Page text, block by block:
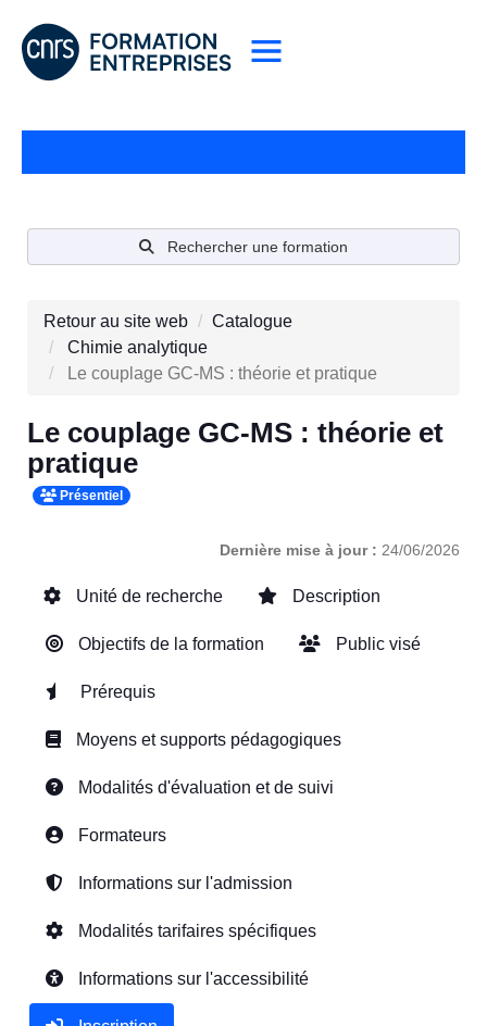
Rechercher une formation
Retour au site web
Catalogue
Chimie analytique
Le couplage GC-MS : théorie et pratique
Le couplage GC-MS : théorie et
pratique
Présentiel
Dernière mise à jour : 24/06/2026
Unité de recherche Description
Objectifs de la formation Public visé
Prérequis
Moyens et supports pédagogiques
Modalités d'évaluation et de suivi
Formateurs
Informations sur l'admission
Modalités tarifaires spécifiques
Informations sur l'accessibilité